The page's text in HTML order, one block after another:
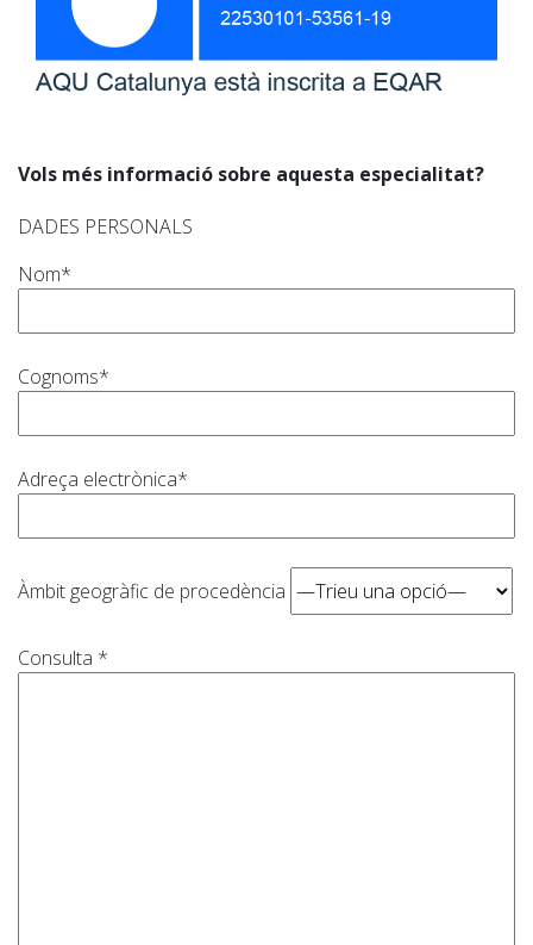
Vols més informació sobre aquesta especialitat?
DADES PERSONALS
Nom*
Cognoms*
Adreça electrònica*
Àmbit geogràfic de procedència
Consulta *